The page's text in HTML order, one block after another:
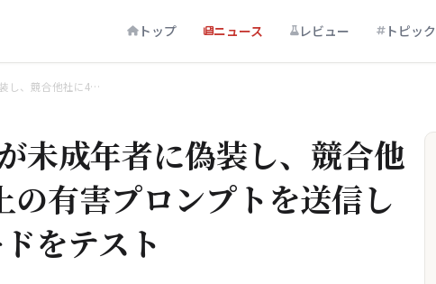
トップ ニュース レビュー トピック
し、競合他社に4…
未成年者に偽装し、競合他
有害プロンプトを送信し
をテスト